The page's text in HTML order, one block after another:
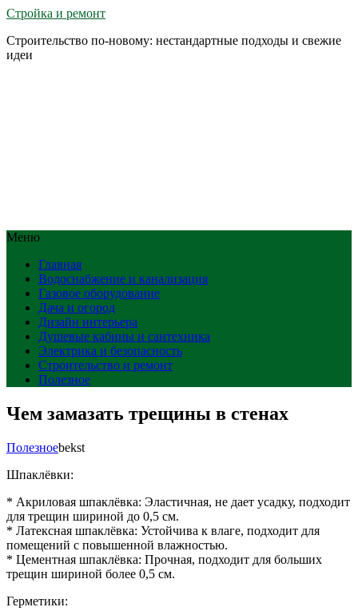
Стройка и ремонт
Строительство по-новому: нестандартные подходы и свежие
идеи
Меню
Главная
Водоснабжение и канализация
Газовое оборудование
Дача и огород
Дизайн интерьера
Душевые кабины и сантехника
Электрика и безопасность
Строительство и ремонт
Полезное
Чем замазать трещины в стенах
Полезноеbekst
Шпаклёвки:
* Акриловая шпаклёвка: Эластичная, не дает усадку, подходит
для трещин шириной до 0,5 см.
* Латексная шпаклёвка: Устойчива к влаге, подходит для
помещений с повышенной влажностью.
* Цементная шпаклёвка: Прочная, подходит для больших
трещин шириной более 0,5 см.
Герметики: